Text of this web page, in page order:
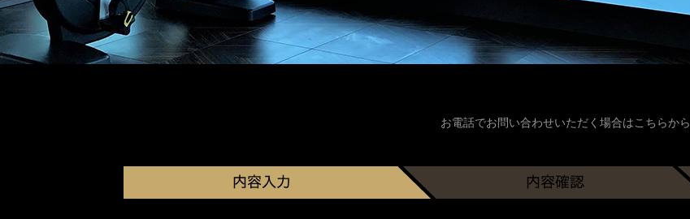
お電話でお問い合わせいただく場合はこちらから